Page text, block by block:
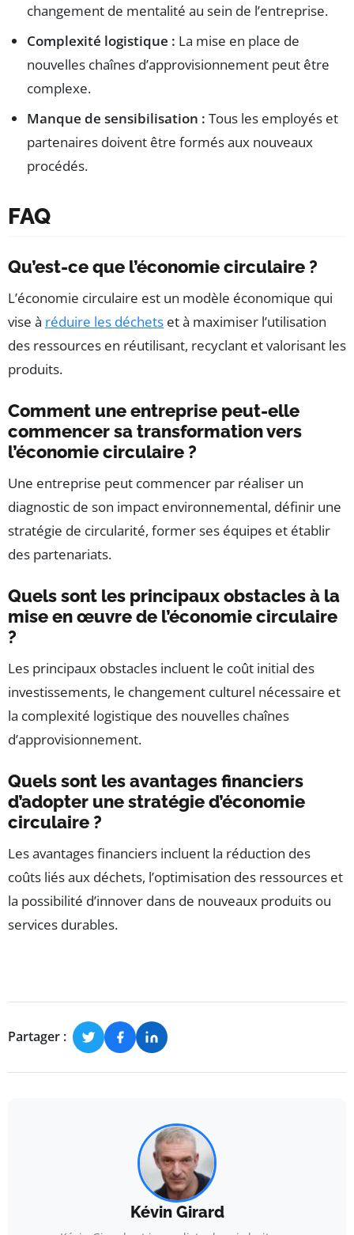
changement de mentalité au sein de l’entreprise.
Complexité logistique : La mise en place de
nouvelles chaînes d’approvisionnement peut être
complexe.
Manque de sensibilisation : Tous les employés et
partenaires doivent être formés aux nouveaux
procédés.
FAQ
Qu’est-ce que l’économie circulaire ?
L’économie circulaire est un modèle économique qui
vise à réduire les déchets et à maximiser l’utilisation
des ressources en réutilisant, recyclant et valorisant les
produits.
Comment une entreprise peut-elle
commencer sa transformation vers
l’économie circulaire ?
Une entreprise peut commencer par réaliser un
diagnostic de son impact environnemental, définir une
stratégie de circularité, former ses équipes et établir
des partenariats.
Quels sont les principaux obstacles à la
mise en œuvre de l’économie circulaire
?
Les principaux obstacles incluent le coût initial des
investissements, le changement culturel nécessaire et
la complexité logistique des nouvelles chaînes
d’approvisionnement.
Quels sont les avantages financiers
d’adopter une stratégie d’économie
circulaire ?
Les avantages financiers incluent la réduction des
coûts liés aux déchets, l’optimisation des ressources et
la possibilité d’innover dans de nouveaux produits ou
services durables.
Partager :
Kévin Girard